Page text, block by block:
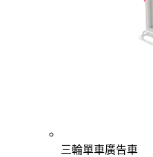
三輪單車廣告車